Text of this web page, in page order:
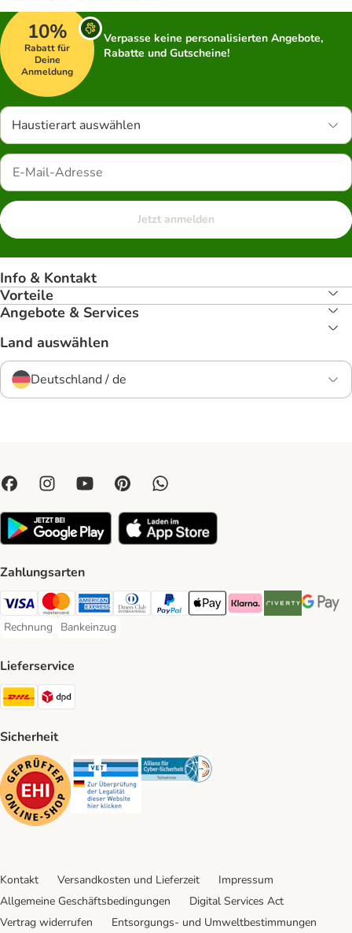
10%
Rabatt für
Deine
Anmeldung
Verpasse keine personalisierten Angebote,
Rabatte und Gutscheine!
Haustierart auswählen
Jetzt anmelden
Info & Kontakt
Vorteile
Angebote & Services
Land auswählen
Deutschland / de
Zahlungsarten
Visa Payment Method
Mastercard Payment Method
American Express Payment Method
Diners Club Payment Method
PayPal Payment Method
Apple Pay Payment Method
Klarna Payment Method
Riverty Payment
Google
Rechnung
Rechnung Payment Method
Bankeinzug
Bankeinzug Payment Method
Lieferservice
DHL Shipping Method
Sicherheit
Security Security Security
Kontakt Versandkosten und Lieferzeit
Impressum
Allgemeine Geschäftsbedingungen
Digital Services Act
Vertrag widerrufen
Entsorgungs- und Umweltbestimmungen